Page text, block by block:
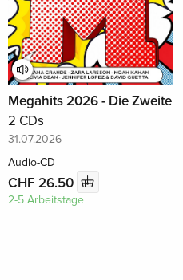
Megahits 2026 - Die Zweite
2 CDs
31.07.2026
Audio-CD
CHF 26.50
2-5 Arbeitstage